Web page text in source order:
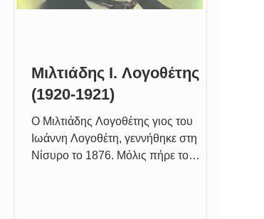
Μιλτιάδης Ι. Λογοθέτης
(1920-1921)
Ο Μιλτιάδης Λογοθέτης γιος του
Ιωάννη Λογοθέτη, γεννήθηκε στη
Νίσυρο το 1876. Μόλις πήρε το